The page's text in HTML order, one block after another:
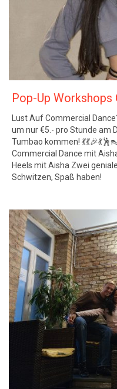
Pop-Up
Lust Auf Commercial
um nur €5.- pro Stunde am
Tumbao kommen!
Commercial Dance mit
Heels mit Aisha Zwei
Schwitzen, Spaß haben!